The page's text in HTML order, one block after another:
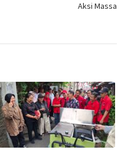
Aksi Massa